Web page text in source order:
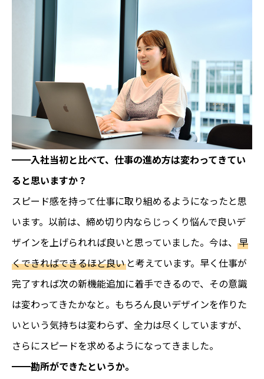
━━入社当初と比べて、仕事の進め方は変わってきてい
ると思いますか？
スピード感を持って仕事に取り組めるようになったと思
います。以前は、締め切り内ならじっくり悩んで良いデ
ザインを上げられれば良いと思っていました。今は、 早
くできればできるほど良い と考えています。早く仕事が
完了すれば次の新機能追加に着手できるので、その意識
は変わってきたかなと。もちろん良いデザインを作りた
いという気持ちは変わらず、全力は尽くしていますが、
さらにスピードを求めるようになってきました。
━━勘所ができたというか。